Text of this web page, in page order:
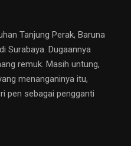
Tanjung Perak, Baruna
Surabaya. Dugaannya
remuk. Masih untung,
menanganinya itu,
pen sebagai pengganti